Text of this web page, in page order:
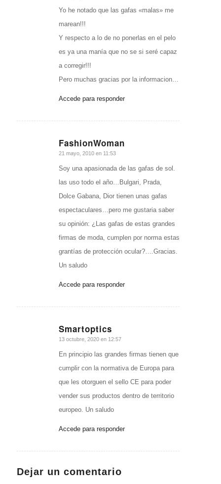
Yo he notado que las gafas «malas» me
marean!!!
Y respecto a lo de no ponerlas en el pelo
es ya una manía que no se si seré capaz
a corregir!!!
Pero muchas gracias por la informacion…
Accede para responder
FashionWoman
Dice:
21 mayo, 2010 en 11:53
Soy una apasionada de las gafas de sol.
las uso todo el año…Bulgari, Prada,
Dolce Gabana, Dior tienen unas gafas
espectaculares…pero me gustaria saber
su opinión: ¿Las gafas de estas grandes
firmas de moda, cumplen por norma estas
grantías de protección ocular?….Gracias.
Un saludo
Accede para responder
Smartoptics
Dice:
13 octubre, 2020 en 12:57
En principio las grandes firmas tienen que
cumplir con la normativa de Europa para
que les otorguen el sello CE para poder
vender sus productos dentro de territorio
europeo. Un saludo
Accede para responder
Dejar un comentario